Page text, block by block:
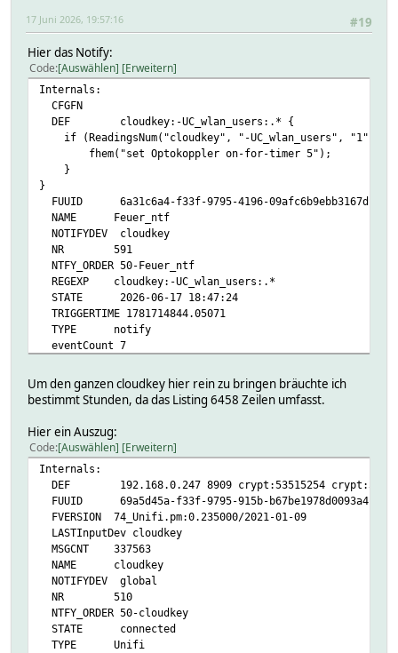
#19
17 Juni 2026, 19:57:16
Hier das Notify:
Code Auswählen Erweitern
Internals:
CFGFN
DEF cloudkey:-UC_wlan_users:.* {
if (ReadingsNum("cloudkey", "-UC_wlan_users", "1") >
fhem("set Optokoppler on-for-timer 5");
}
}
FUUID 6a31c6a4-f33f-9795-4196-09afc6b9ebb3167d
NAME Feuer_ntf
NOTIFYDEV cloudkey
NR 591
NTFY_ORDER 50-Feuer_ntf
REGEXP cloudkey:-UC_wlan_users:.*
STATE 2026-06-17 18:47:24
TRIGGERTIME 1781714844.05071
TYPE notify
eventCount 7
2026-06-17 15:06:46 state active
2026-06-17 18:47:24 triggeredByDev cloudkey
2026-06-17 18:47:24 triggeredByEvent -UC_wlan_users:
hmccu:
Attributes:
room Ausgang
Um den ganzen cloudkey hier rein zu bringen bräuchte ich
bestimmt Stunden, da das Listing 6458 Zeilen umfasst.
Hier ein Auszug:
Code Auswählen Erweitern
Internals:
DEF 192.168.0.247 8909 crypt:53515254
FUUID 69a5d45a-f33f-9795-915b-b67be1978d0093a4
FVERSION 74_Unifi.pm:0.235000/2021-01-09
LASTInputDev cloudkey
MSGCNT 337563
NAME cloudkey
NOTIFYDEV global
NR 510
NTFY_ORDER 50-cloudkey
STATE connected
TYPE Unifi